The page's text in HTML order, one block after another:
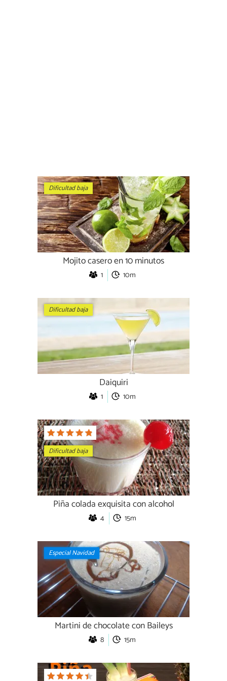
Dificultad baja
Mojito casero en 10 minutos
1 10m
Dificultad baja
Daiquiri
1 10m
Dificultad baja
Piña colada exquisita con alcohol
4 15m
Especial Navidad
Martini de chocolate con Baileys
8 15m